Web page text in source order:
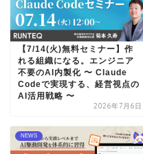
【7/14(火)無料セミナー】作
れる組織になる。エンジニア
不要のAI内製化 〜 Claude
Codeで実現する、経営視点の
AI活用戦略 〜
2026年7月6日
NEWS